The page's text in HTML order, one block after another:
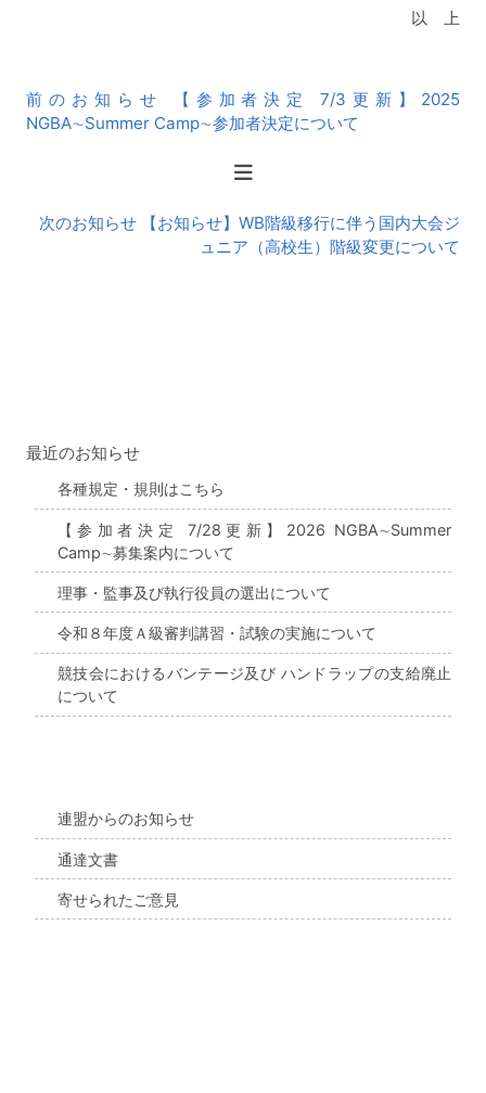
以 上
後
の
せ
前のお知らせ 【参加者決定 7/3更新】2025
NGBA∼Summer Camp∼参加者決定について
次のお知らせ 【お知らせ】WB階級移行に伴う国内大会ジ
ュニア（高校生）階級変更について
最近のお知らせ
各種規定・規則はこちら
【参加者決定 7/28更新】2026 NGBA∼Summer
Camp∼募集案内について
理事・監事及び執行役員の選出について
令和８年度Ａ級審判講習・試験の実施について
競技会におけるバンテージ及び ハンドラップの支給廃止
について
連盟からのお知らせ
通達文書
寄せられたご意見